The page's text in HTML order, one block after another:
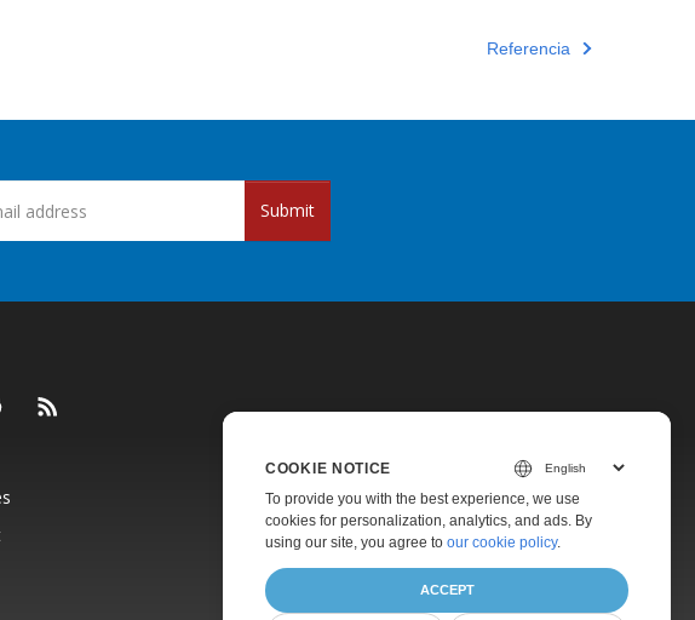
Referencia
Submit
Pricing
Paid Support
About
COOKIE NOTICE
To provide you with the best experience, we use
cookies for personalization, analytics, and ads. By
using our site, you agree to our cookie policy.
ACCEPT